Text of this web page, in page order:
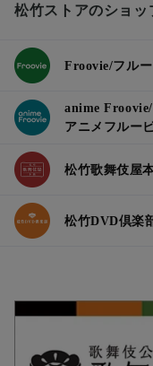
松竹ストアのショッ
Froovie/フル
anime Froovie/
アニメフルー
松竹歌舞伎屋
松竹DVD倶楽